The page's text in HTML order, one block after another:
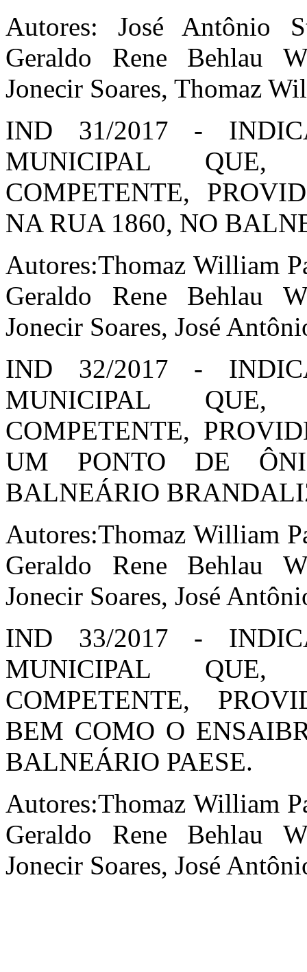
Autores: José Antônio
Geraldo Rene Behlau
Jonecir Soares, Thomaz
IND 31/2017 -
MUNICIPAL
COMPETENTE,
NA RUA 1860, NO
Autores:Thomaz William
Geraldo Rene Behlau
Jonecir Soares, José
IND 32/2017 -
MUNICIPAL
COMPETENTE,
UM PONTO DE
BALNEÁRIO
Autores:Thomaz William
Geraldo Rene Behlau
Jonecir Soares, José
IND 33/2017 -
MUNICIPAL
COMPETENTE,
BEM COMO O
BALNEÁRIO PAESE.
Autores:Thomaz William
Geraldo Rene Behlau
Jonecir Soares, José